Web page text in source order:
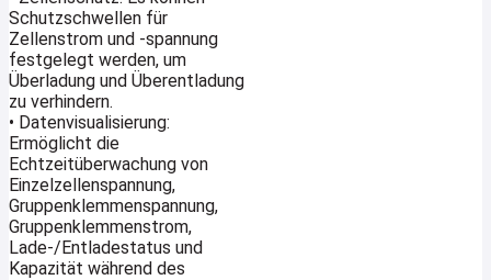
Schutzschwellen für
Zellenstrom und -spannung
festgelegt werden, um
Überladung und Überentladung
zu verhindern.
• Datenvisualisierung:
Ermöglicht die
Echtzeitüberwachung von
Einzelzellenspannung,
Gruppenklemmenspannung,
Gruppenklemmenstrom,
Lade-/Entladestatus und
Kapazität während des